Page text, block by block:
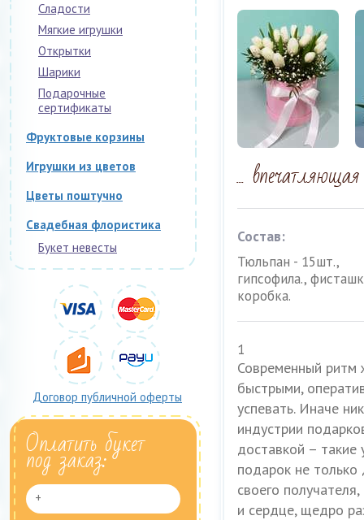
Сладости
Мягкие игрушки
Открытки
Шарики
Подарочные
сертификаты
Фруктовые корзины
Игрушки из цветов
Цветы поштучно
Свадебная флористика
Букет невесты
Договор публичной оферты
Оплатить букет
под заказ:
...
Состав:
Тюльпан - 15шт.,
гипсофила.,
коробка.
1
Современный ритм
быстрыми,
успевать. Иначе
индустрии
доставкой – такие
подарок не
своего
и сердце, щедро